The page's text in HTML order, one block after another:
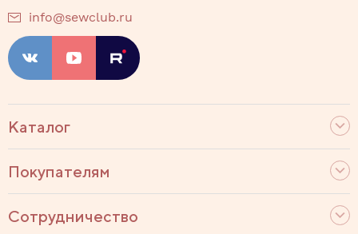
Каталог
Покупателям
Сотрудничество
info@sewclub.ru